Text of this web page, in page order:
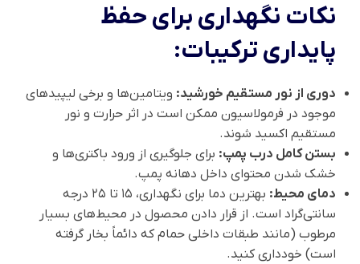
نکات نگهداری برای حفظ
پایداری ترکیبات:
دوری از نور مستقیم خورشید: ویتامین‌ها و برخی لیپیدهای
موجود در فرمولاسیون ممکن است در اثر حرارت و نور
مستقیم اکسید شوند.
بستن کامل درب پمپ: برای جلوگیری از ورود باکتری‌ها و
خشک شدن محتوای داخل دهانه پمپ.
دمای محیط:
بهترین دما برای نگهداری، ۱۵ تا ۲۵ درجه
سانتی‌گراد است. از قرار دادن محصول در محیط‌های بسیار
مرطوب (مانند طبقات داخلی حمام که دائماً بخار گرفته
است) خودداری کنید.